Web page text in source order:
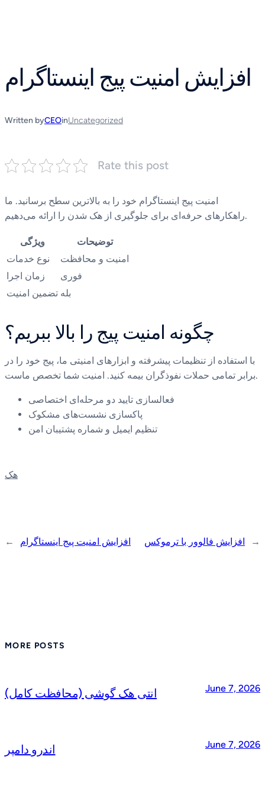
افزایش امنیت پیج اینستاگرام
Written byCEOinUncategorized
Rate this post
امنیت پیج اینستاگرام خود را به بالاترین سطح برسانید. ما
راهکارهای حرفه‌ای برای جلوگیری از هک شدن را ارائه می‌دهیم.
ویژگی
توضیحات
نوع خدمات
امنیت و محافظت
زمان اجرا
فوری
تضمین امنیت بله
چگونه امنیت پیج را بالا ببریم؟
با استفاده از تنظیمات پیشرفته و ابزارهای امنیتی ما، پیج خود را در
برابر تمامی حملات نفوذگران بیمه کنید. امنیت شما تخصص ماست.
فعالسازی تایید دو مرحله‌ای اختصاصی
پاکسازی نشست‌های مشکوک
تنظیم ایمیل و شماره پشتیبان امن
هک
← افزایش امنیت پیج اینستاگرام افزایش فالوور با ترموکس →
MORE POSTS
انتی هک گوشی (محافظت کامل) June 7, 2026
اندرو دامپر June 7, 2026